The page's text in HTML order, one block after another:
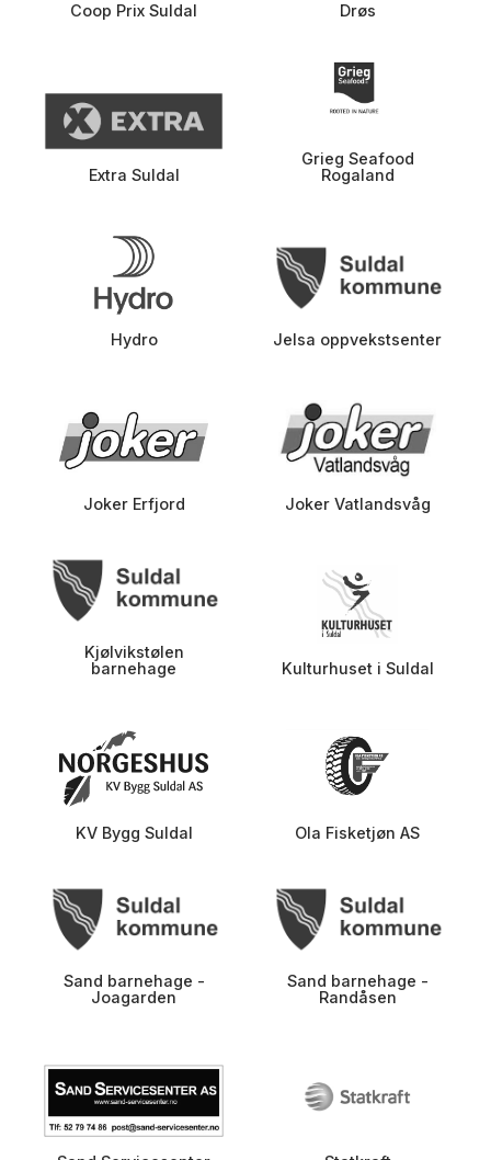
Coop Prix Suldal Drøs
Extra Suldal
Grieg Seafood
Rogaland
Hydro Jelsa oppvekstsenter
Joker Erfjord Joker Vatlandsvåg
Kjølvikstølen
barnehage
Kulturhuset i Suldal
KV Bygg Suldal Ola Fisketjøn AS
Sand barnehage -
Joagarden
Sand barnehage -
Randåsen